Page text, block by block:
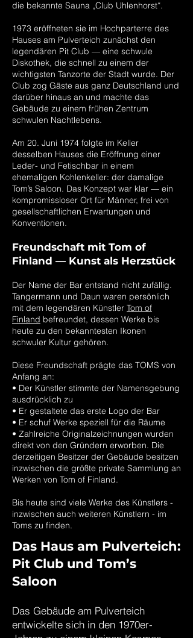
die bekannte Sauna „Club Uhlenhorst“.
1973 eröffneten sie im Hochparterre des
Hauses am Pulverteich zunächst den
legendären Pit Club — eine schwule
Diskothek, die schnell zu einem der
wichtigsten Tanzorte der Stadt wurde. Der
Club zog Gäste aus ganz Deutschland und
darüber hinaus an und machte das
Gebäude zu einem frühen Zentrum
schwulen Nachtlebens.
Am 20. Juni 1974 folgte im Keller
desselben Hauses die Eröffnung einer
Leder- und Fetischbar in einem
ehemaligen Kohlenkeller: der damalige
Tom’s Saloon. Das Konzept war klar — ein
kompromissloser Ort für Männer, frei von
gesellschaftlichen Erwartungen und
Konventionen.
Freundschaft mit Tom of
Finland — Kunst als Herzstück
Der Name der Bar entstand nicht zufällig.
Tangermann und Daun waren persönlich
mit dem legendären Künstler Tom of
Finland befreundet, dessen Werke bis
heute zu den bekanntesten Ikonen
schwuler Kultur gehören.
Diese Freundschaft prägte das TOMS von
Anfang an:
• Der Künstler stimmte der Namensgebung
ausdrücklich zu
• Er gestaltete das erste Logo der Bar
• Er schuf Werke speziell für die Räume
• Zahlreiche Originalzeichnungen wurden
direkt von den Gründern erworben. Die
derzeitigen Besitzer der Gebäude besitzen
inzwischen die größte private Sammlung an
Werken von Tom of Finland.
Bis heute sind viele Werke des Künstlers -
inzwischen auch weiteren Künstlern - im
Toms zu finden.
Das Haus am Pulverteich:
Pit Club und Tom’s
Saloon
Das Gebäude am Pulverteich
entwickelte sich in den 1970er-